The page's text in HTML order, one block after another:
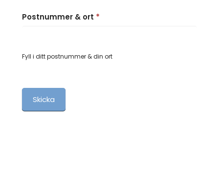
Postnummer & ort *
Fyll i ditt postnummer & din ort
Skicka